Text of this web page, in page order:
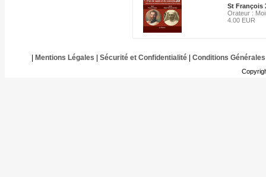
St François
Orateur :
4.00 EUR
Mentions Légales Sécurité et Confidentialité| Conditions Générales